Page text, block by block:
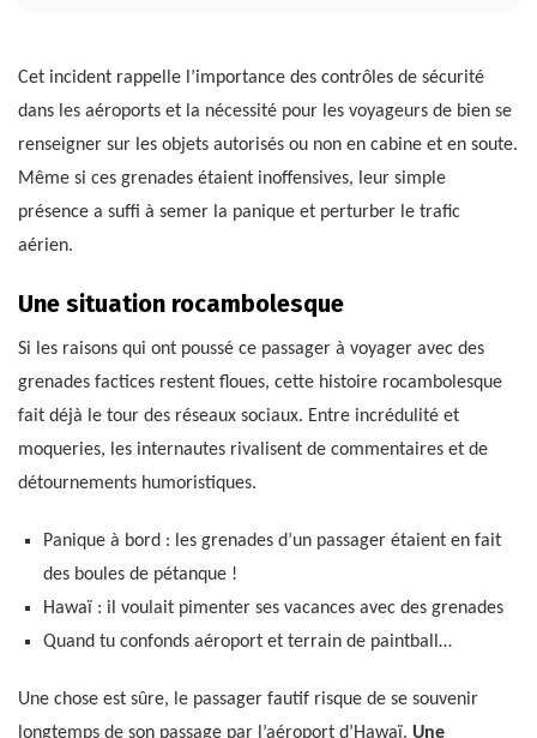
Cet incident rappelle l’importance des contrôles de sécurité
dans les aéroports et la nécessité pour les voyageurs de bien se
renseigner sur les objets autorisés ou non en cabine et en soute.
Même si ces grenades étaient inoffensives, leur simple
présence a suffi à semer la panique et perturber le trafic
aérien.
Une situation rocambolesque
Si les raisons qui ont poussé ce passager à voyager avec des
grenades factices restent floues, cette histoire rocambolesque
fait déjà le tour des réseaux sociaux. Entre incrédulité et
moqueries, les internautes rivalisent de commentaires et de
détournements humoristiques.
Panique à bord : les grenades d’un passager étaient en fait
des boules de pétanque !
Hawaï : il voulait pimenter ses vacances avec des grenades
Quand tu confonds aéroport et terrain de paintball…
Une chose est sûre, le passager fautif risque de se souvenir
longtemps de son passage par l’aéroport d’Hawaï. Une